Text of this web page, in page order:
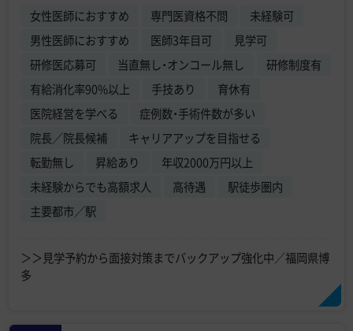
女性医師におすすめ 専門医資格不問
未経験可
男性医師におすすめ
医師3年目可
見学可
研修医応募可
当直無し・オンコール無し
研修制度有
有給消化率90%以上
手技あり
育休有
医院経営を学べる
症例数・手術件数が多い
院長／院長候補
キャリアアップを目指せる
転勤無し
昇給あり
年収2000万円以上
未経験からでも高額求人
高待遇
駅徒歩圏内
主要都市／駅
＞＞見学予約から面接対策までバックアップ強化中／福岡県博
多